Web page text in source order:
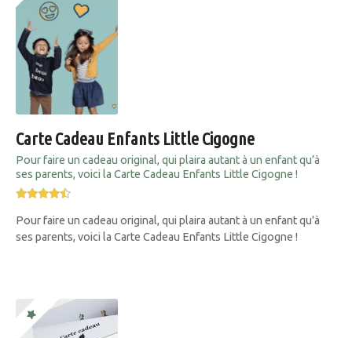
Carte Cadeau Enfants Little Cigogne
Pour faire un cadeau original, qui plaira autant à un enfant qu’à
ses parents, voici la Carte Cadeau Enfants Little Cigogne !
Pour faire un cadeau original, qui plaira autant à un enfant qu'à
ses parents, voici la Carte Cadeau Enfants Little Cigogne !